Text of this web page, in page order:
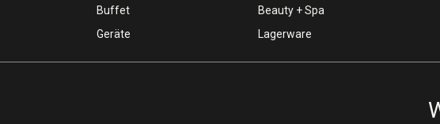
Buffet
Beauty + Spa
Geräte
Lagerware